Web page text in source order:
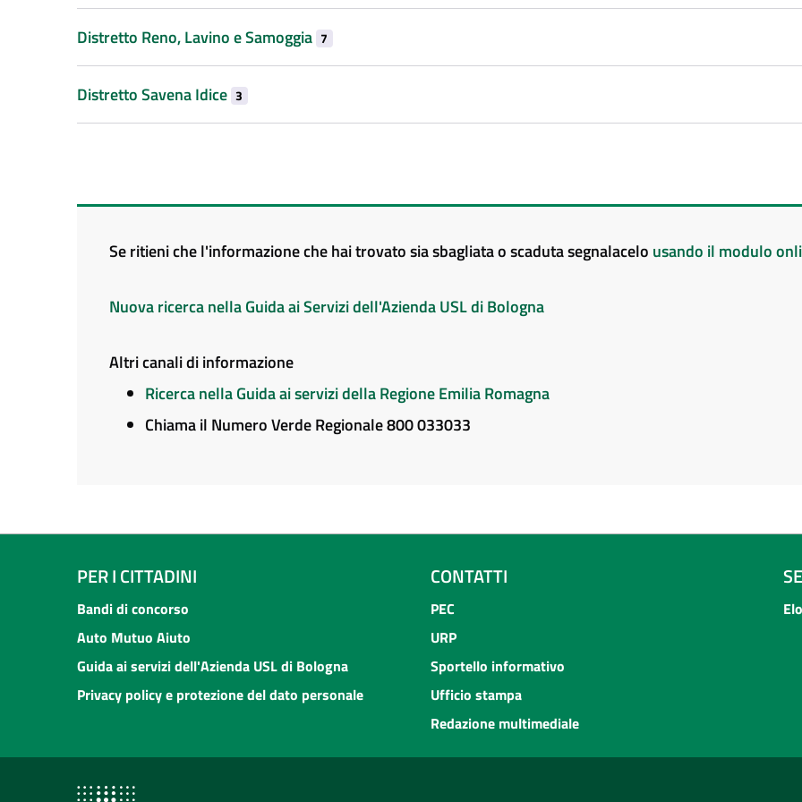
Distretto Reno, Lavino e Samoggia 7
Distretto Savena Idice 3
Se ritieni che l'informazione che hai trovato sia sbagliata o scaduta segnalacelo usando il modulo
Nuova ricerca nella Guida ai Servizi dell'Azienda USL di Bologna
Altri canali di informazione
Ricerca nella Guida ai servizi della Regione Emilia Romagna
Chiama il Numero Verde Regionale 800 033033
PER I CITTADINI
Bandi di concorso
Auto Mutuo Aiuto
Guida ai servizi dell'Azienda USL di Bologna
Privacy policy e protezione del dato personale
CONTATTI
PEC
URP
Sportello informativo
Ufficio stampa
Redazione multimediale